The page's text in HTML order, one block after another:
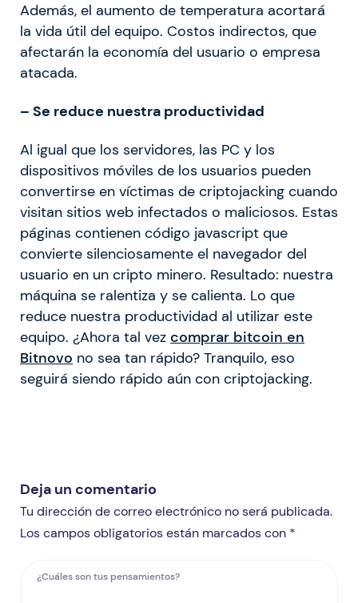
Además, el aumento de temperatura acortará
la vida útil del equipo. Costos indirectos, que
afectarán la economía del usuario o empresa
atacada.
– Se reduce nuestra productividad
Al igual que los servidores, las PC y los
dispositivos móviles de los usuarios pueden
convertirse en víctimas de criptojacking cuando
visitan sitios web infectados o maliciosos. Estas
páginas contienen código javascript que
convierte silenciosamente el navegador del
usuario en un cripto minero. Resultado: nuestra
máquina se ralentiza y se calienta. Lo que
reduce nuestra productividad al utilizar este
equipo. ¿Ahora tal vez comprar bitcoin en
Bitnovo no sea tan rápido? Tranquilo, eso
seguirá siendo rápido aún con criptojacking.
Deja un comentario
Tu dirección de correo electrónico no será publicada.
Los campos obligatorios están marcados con *